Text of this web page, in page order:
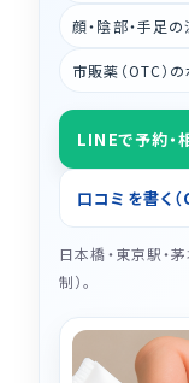
顔・陰部・手足の
市販薬（OTC）の
LINEで予約・
口コミを書く
日本橋・東京駅・
制）。